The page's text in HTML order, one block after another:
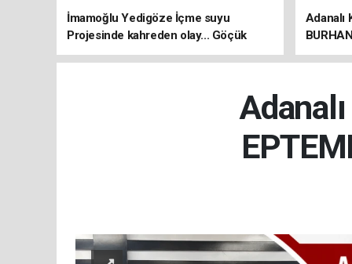
İmamoğlu Yedigöze İçme suyu
Projesinde kahreden olay... Göçük
altında kalan İşçi hayatını kaybetti!
Adanalı
ÖNEMLİ